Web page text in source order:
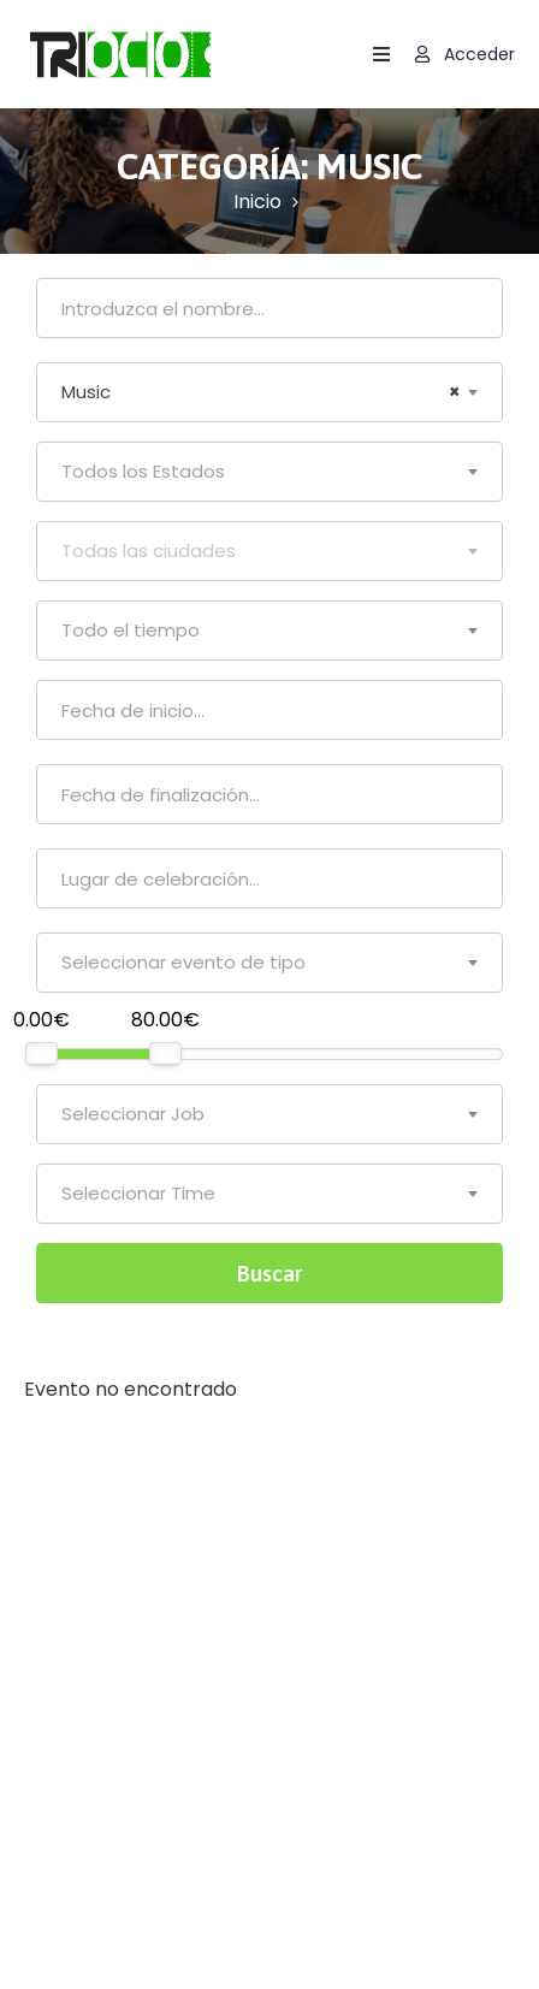
Contactar
Carrito
Términos
Condiciones
Política
Cookies
(UE)
Acceder
CATEGORÍA:MUSIC
Inicio
×
Music
Todos los Estados
Todas las ciudades
Todo el tiempo
Seleccionar evento de tipo
0.00€ 80.00€
Seleccionar Job
Seleccionar Time
Evento no encontrado